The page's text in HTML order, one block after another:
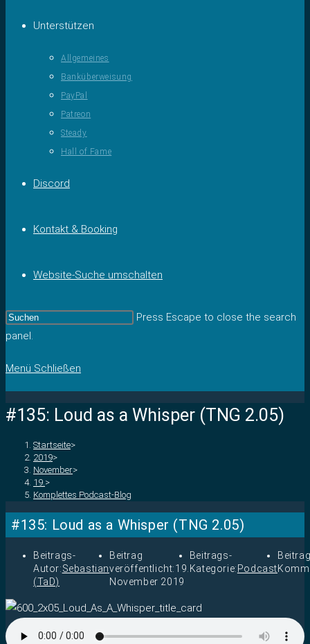
Unterstützen
Allgemeines
Banküberweisung
PayPal
Patreon
Steady
Hall of Fame
Discord
Kontakt & Booking
Website-Suche umschalten
Press Escape to close the search
panel.
Menü Schließen
#135: Loud as a Whisper (TNG 2.05)
Startseite>
2019>
November>
19. >
Komplettes Podcast-Blog
#135: Loud as a Whisper (TNG 2.05)
Beitrags-
Autor:Sebastian
(TaD)
Beitrag
veröffentlicht:19.
November 2019
Beitrags-
Kategorie: Podcast